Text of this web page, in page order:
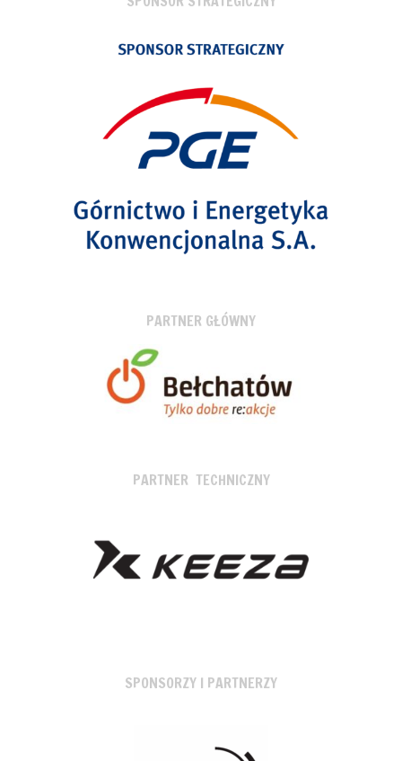
PARTNER GŁÓWNY
PARTNER TECHNICZNY
SPONSORZY I PARTNERZY